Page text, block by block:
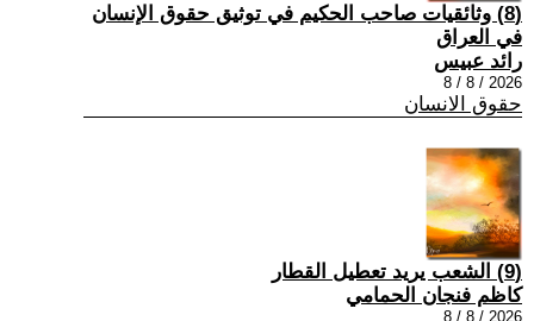
(8) وثائقيات صاحب الحكيم في توثيق حقوق الإنسان
في العراق
رائد عبيس
2026 / 8 / 8
حقوق الانسان
(9) الشعب يريد تعطيل القطار
كاظم فنجان الحمامي
2026 / 8 / 8